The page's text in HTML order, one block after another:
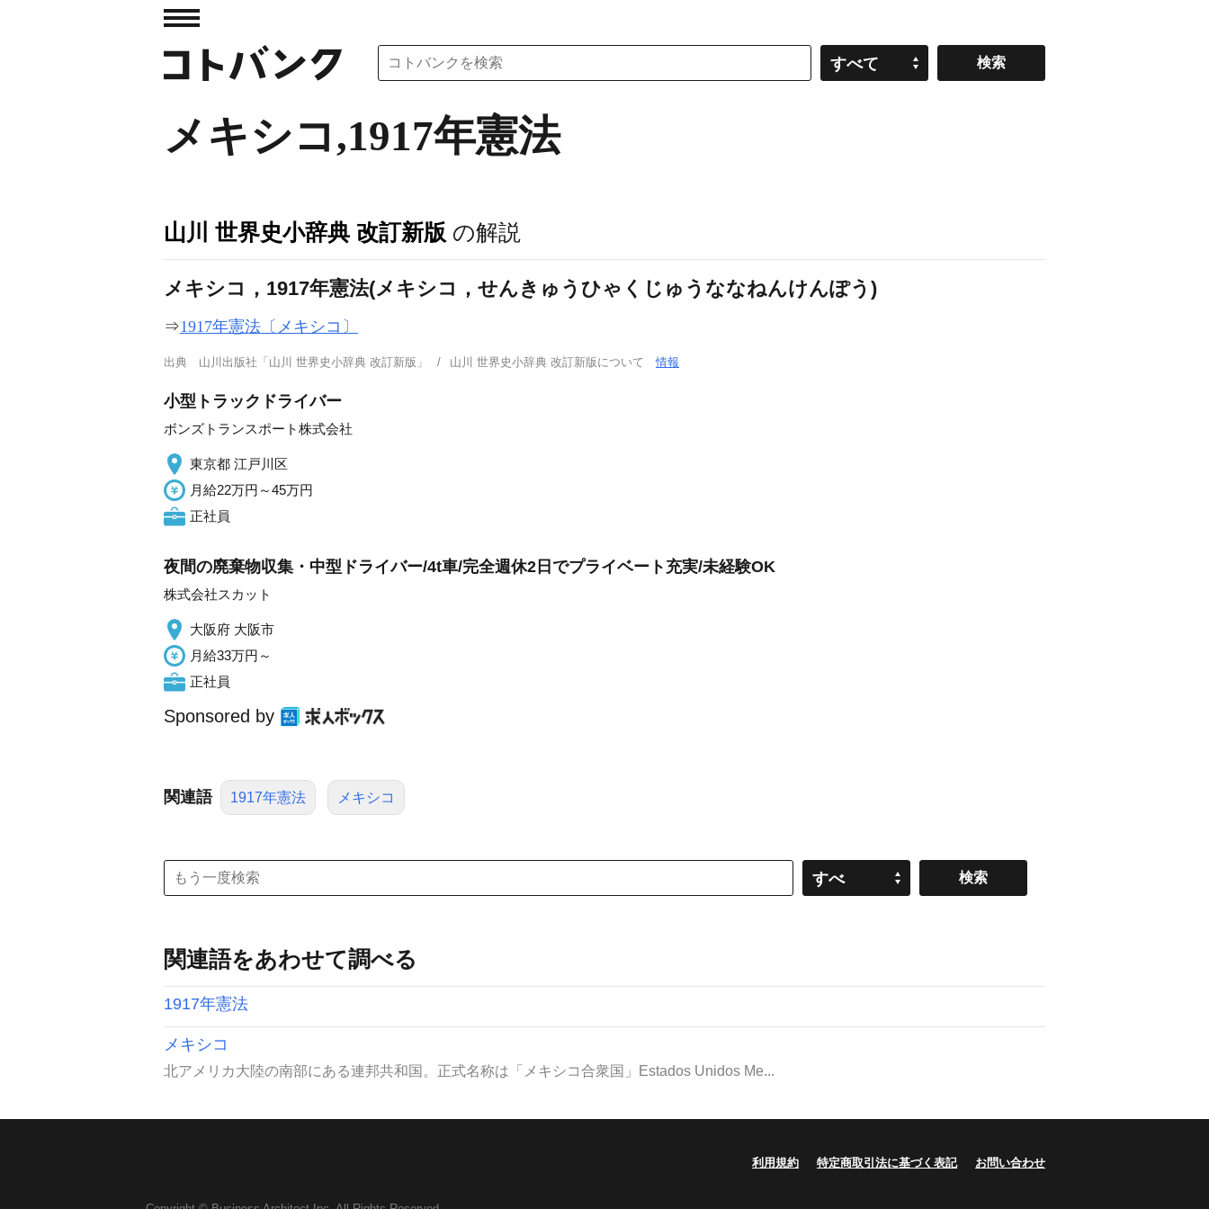
すべて
メキシコ,1917年憲法
山川 世界史小辞典 改訂新版 の解説
メキシコ，1917年憲法(メキシコ，せんきゅうひゃくじゅうななねんけんぽう)
⇒1917年憲法〔メキシコ〕
出典 山川出版社「山川 世界史小辞典 改訂新版」 山川 世界史小辞典 改訂新版について情報
小型トラックドライバー
ボンズトランスポート株式会社
東京都 江戸川区
月給22万円～45万円
正社員
夜間の廃棄物収集・中型ドライバー/4t車/完全週休2日でプライベート充実/未経験OK
株式会社スカット
大阪府 大阪市
月給33万円～
正社員
Sponsored by
関連語 1917年憲法 メキシコ
すべ
関連語をあわせて調べる
1917年憲法
メキシコ
北アメリカ大陸の南部にある連邦共和国。正式名称は「メキシコ合衆国」Estados Unidos Me...
利用規約 特定商取引法に基づく表記 お問い合わせ